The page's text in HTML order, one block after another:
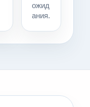
ожид
ания.